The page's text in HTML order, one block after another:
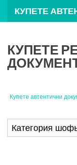
КУПЕТЕ
КУПЕТЕ
Купете автентични